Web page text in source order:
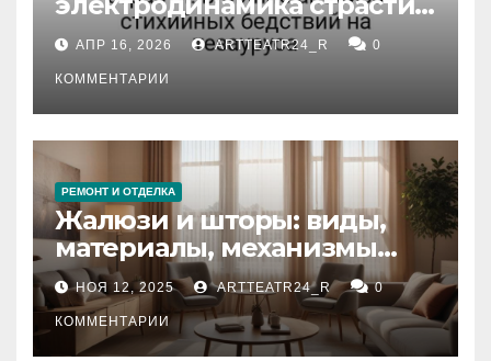
влияние анализа
стихийных бедствий на
тезауруса
АПР 16, 2026 ARTTEATR24_R 0
КОММЕНТАРИИ
РЕМОНТ И ОТДЕЛКА
Жалюзи и шторы: виды,
материалы, механизмы
управления и уход
НОЯ 12, 2025 ARTTEATR24_R 0
КОММЕНТАРИИ